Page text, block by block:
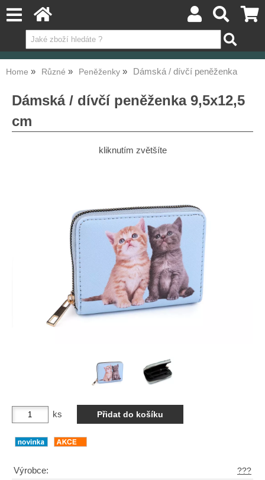
Home Různé Peněženky Dámská / dívčí peněženka
Dámská / dívčí peněženka 9,5x12,5
cm
kliknutím zvětšíte
ks
Výrobce: ???